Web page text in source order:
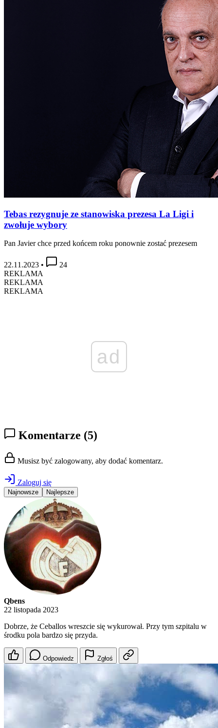
Tebas rezygnuje ze stanowiska prezesa La Ligi i
zwołuje wybory
Pan Javier chce przed końcem roku ponownie zostać prezesem
22.11.2023 •
24
REKLAMA
REKLAMA
REKLAMA
ad
Komentarze (5)
Musisz być zalogowany, aby dodać komentarz.
Zaloguj się
Najnowsze Najlepsze
Qbens
22 listopada 2023
Dobrze, że Ceballos wreszcie się wykurował. Przy tym szpitalu w
środku pola bardzo się przyda.
Odpowiedz Zgłoś